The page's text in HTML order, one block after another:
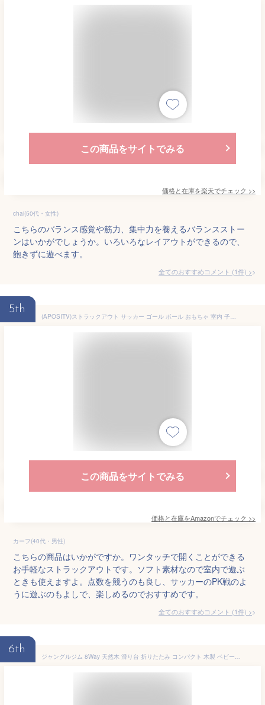
この商品をサイトでみる
価格と在庫を楽天でチェック >>
chai(50代・女性)
こちらのバランス感覚や筋力、集中力を養えるバランスストー
ンはいかがでしょうか。いろいろなレイアウトができるので、
飽きずに遊べます。
全てのおすすめコメント (1件) >
5th
(APOSITV)ストラックアウト サッカー ゴール ボール おもちゃ 室内 子供 ネット 折りたたみ ポップアップ
この商品をサイトでみる
価格と在庫をAmazonでチェック >>
カーフ(40代・男性)
こちらの商品はいかがですか。ワンタッチで開くことができる
お手軽なストラックアウトです。ソフト素材なので室内で遊ぶ
ときも使えますよ。点数を競うのも良し、サッカーのPK戦のよ
うに遊ぶのもよしで、楽しめるのでおすすめです。
全てのおすすめコメント (1件) >
6th
ジャングルジム 8Way 天然木 滑り台 折りたたみ コンパクト 木製 ベビー 子供すべり台 室内ジャングルジム アスレチック 大型遊具 ハンモック付 クライミングネットブランコ 遊具 室内遊具 屋内 家庭用 クリスマス 誕生日 ギフト